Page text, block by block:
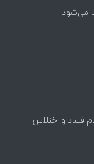
می‌شود
فساد و اختلاس